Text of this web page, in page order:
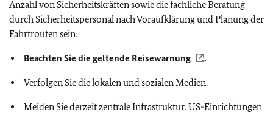
Anzahl von Sicherheitskräften sowie die fachliche Beratung
durch Sicherheitspersonal nach Voraufklärung und Planung der
Fahrtrouten sein.
Beachten Sie die geltende Reisewarnung .
Verfolgen Sie die lokalen und sozialen Medien.
Meiden Sie derzeit zentrale Infrastruktur. US-Einrichtungen